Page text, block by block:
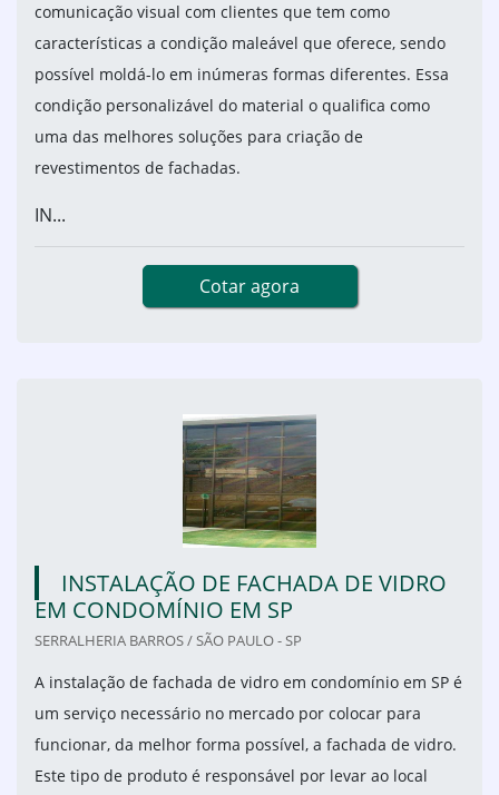
comunicação visual com clientes que tem como
características a condição maleável que oferece, sendo
possível moldá-lo em inúmeras formas diferentes. Essa
condição personalizável do material o qualifica como
uma das melhores soluções para criação de
revestimentos de fachadas.
IN...
Cotar agora
INSTALAÇÃO DE FACHADA DE VIDRO
EM CONDOMÍNIO EM SP
SERRALHERIA BARROS / SÃO PAULO - SP
A instalação de fachada de vidro em condomínio em SP é
um serviço necessário no mercado por colocar para
funcionar, da melhor forma possível, a fachada de vidro.
Este tipo de produto é responsável por levar ao local